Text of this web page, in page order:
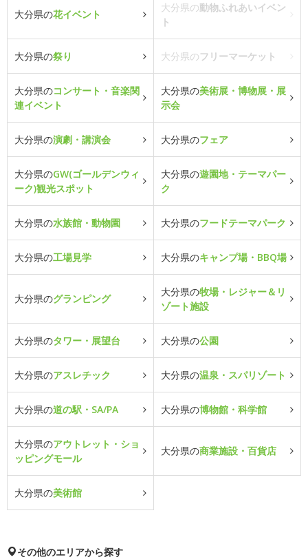
大分県の花イベント
大分県の動物ふれあいイベン
ト
大分県の祭り 大分県のフリーマーケット
大分県のコンサート・音楽関
連イベント
大分県の美術展・博物展・展
示会
大分県の演劇・講演会 大分県のフェア
大分県のGW(ゴールデンウィ
ーク)観光スポット
大分県の遊園地・テーマパー
ク
大分県の水族館・動物園 大分県のフードテーマパーク
大分県の工場見学 大分県のキャンプ場・BBQ場
大分県のグランピング
大分県の牧場・レジャー＆リ
ゾート施設
大分県のタワー・展望台 大分県の公園
大分県のアスレチック 大分県の温泉・スパリゾート
大分県の道の駅・SA/PA 大分県の博物館・科学館
大分県のアウトレット・ショ
ッピングモール
大分県の商業施設・百貨店
大分県の美術館
その他のエリアから探す